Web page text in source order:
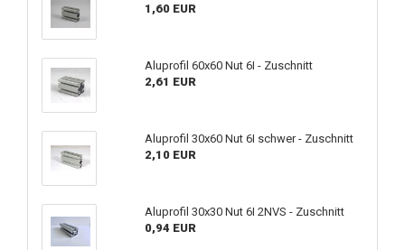
1,60 EUR
Aluprofil 60x60 Nut 6I - Zuschnitt
2,61 EUR
Aluprofil 30x60 Nut 6I schwer - Zuschnitt
2,10 EUR
Aluprofil 30x30 Nut 6I 2NVS - Zuschnitt
0,94 EUR